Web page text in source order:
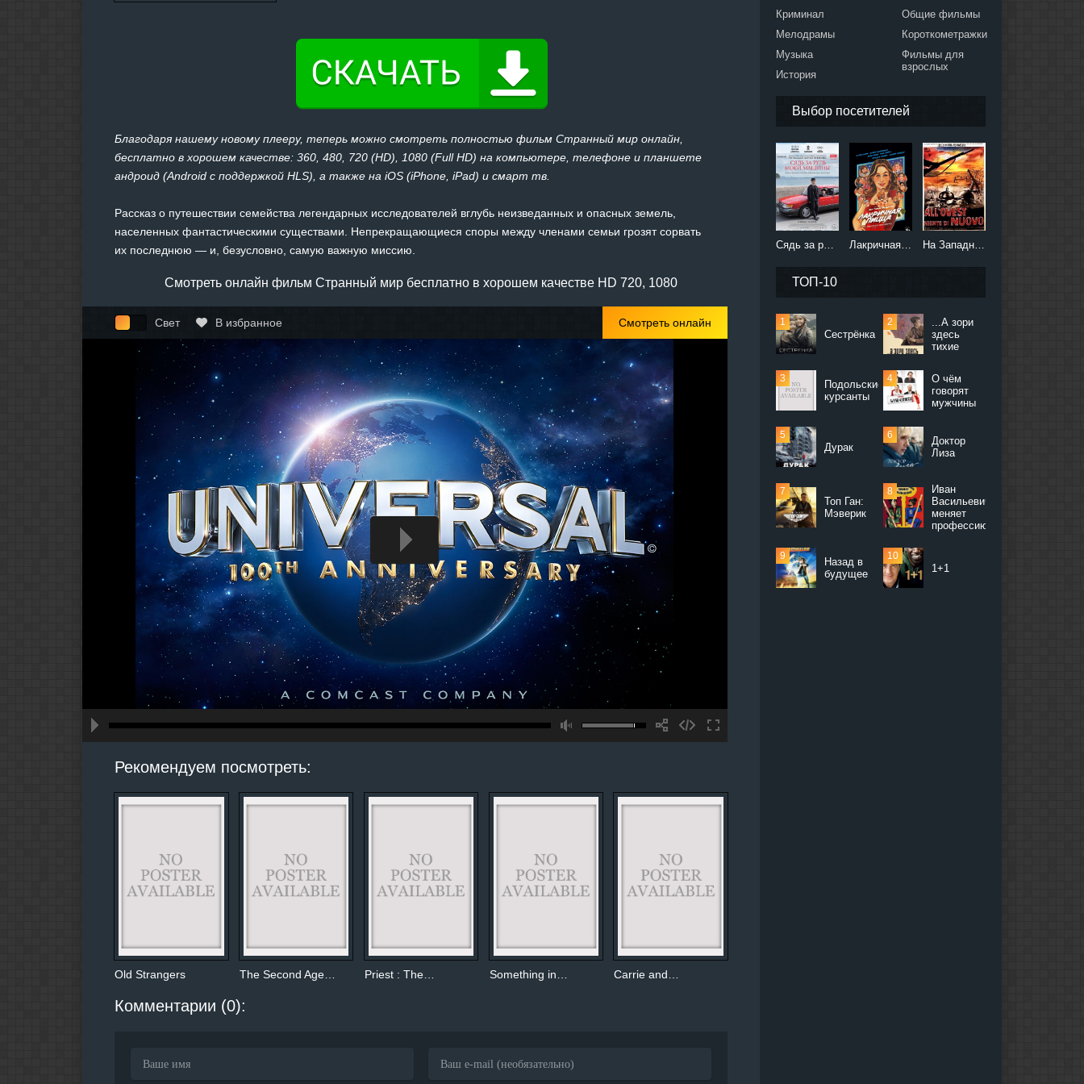
Благодаря нашему новому плееру, теперь можно смотреть полностью фильм Странный мир онлайн,
бесплатно в хорошем качестве: 360, 480, 720 (HD), 1080 (Full HD) на компьютере, телефоне и планшете
андроид (Android с поддержкой HLS), а также на iOS (iPhone, iPad) и смарт тв.
Рассказ о путешествии семейства легендарных исследователей вглубь неизведанных и опасных земель,
населенных фантастическими существами. Непрекращающиеся споры между членами семьи грозят сорвать
их последнюю — и, безусловно, самую важную миссию.
Смотреть онлайн фильм Странный мир бесплатно в хорошем качестве HD 720, 1080
Свет В избранное Смотреть онлайн
Рекомендуем посмотреть:
Old Strangers The Second Age… Priest : The… Something in… Carrie and…
Комментарии (0):
Криминал
Мелодрамы
Музыка
История
Общие фильмы
Короткометражки
Фильмы для
взрослых
Выбор посетителей
Сядь за руль моей машины (2021) Лакричная пицца (2021) На Западном фронте без перемен (2022)
ТОП-10
Сестрёнка
...А зори
здесь
тихие
Подольские
курсанты
О чём
говорят
мужчины
Дурак
Доктор
Лиза
Топ Ган:
Мэверик
Иван
Васильевич
меняет
профессию
Назад в
будущее
1+1